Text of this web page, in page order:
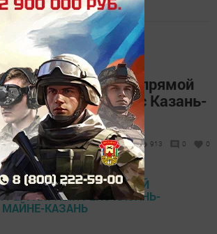
г. открывается прямой
регулярный рейс Казань-
Майне-Казань
- 07:37 913 0 0